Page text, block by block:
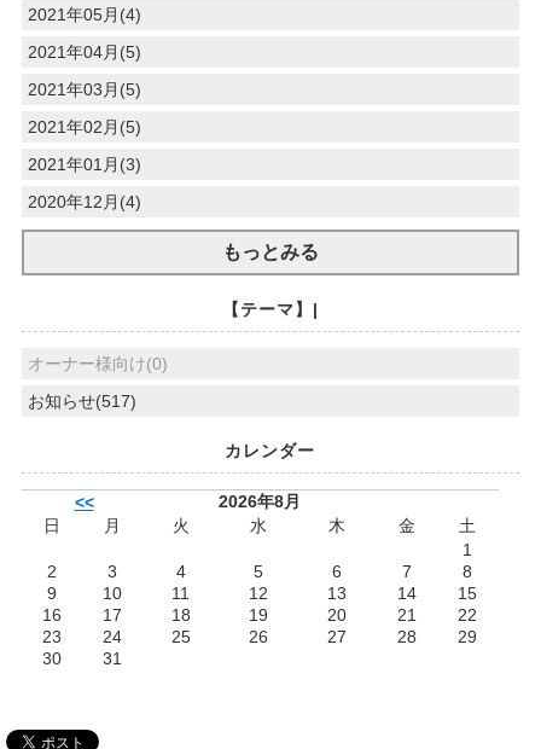
2021年05月(4)
2021年04月(5)
2021年03月(5)
2021年02月(5)
2021年01月(3)
2020年12月(4)
もっとみる
【テーマ】|
オーナー様向け(0)
お知らせ(517)
カレンダー
<<
2026年8月
日
月 火 水 木 金
土
1
2
3 4 5 6 7
8
9
10 11 12 13 14
15
16
17 18 19 20 21
22
23
24 25 26 27 28
29
30
31